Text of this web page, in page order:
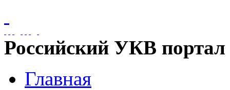
Российский УКВ портал
Главная